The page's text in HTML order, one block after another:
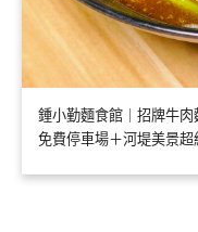
鍾小勤麵食館｜招牌牛
免費停車場＋河堤美景